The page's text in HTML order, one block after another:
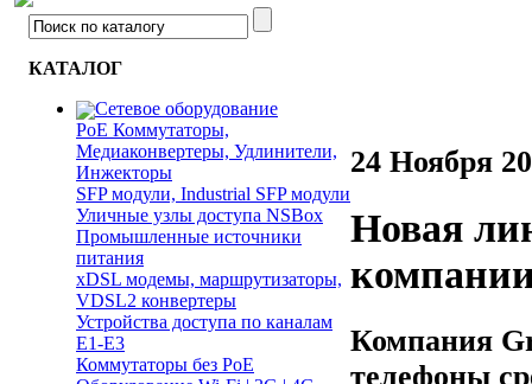
КАТАЛОГ
Сетевое оборудование
PoE Коммутаторы,
Медиаконвертеры, Удлинители,
Инжекторы
SFP модули, Industrial SFP модули
Уличные узлы доступа NSBox
Промышленные источники
питания
xDSL модемы, маршрутизаторы,
VDSL2 конвертеры
Устройства доступа по каналам
E1-E3
Коммутаторы без PoE
24 Ноября
Новая
Компания
телефоны